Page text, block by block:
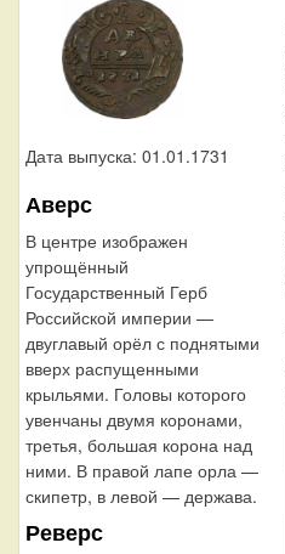
Дата выпуска: 01.01.1731
Аверс
В центре изображен
упрощённый
Государственный Герб
Российской империи —
двуглавый орёл с поднятыми
вверх распущенными
крыльями. Головы которого
увенчаны двумя коронами,
третья, большая корона над
ними. В правой лапе орла —
скипетр, в левой — держава.
Реверс